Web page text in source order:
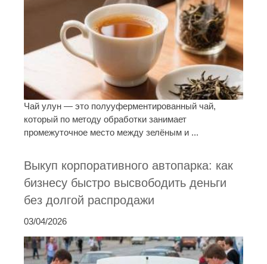
Чай улун — это полууферментированный чай,
который по методу обработки занимает
промежуточное место между зелёным и ...
Выкуп корпоративного автопарка: как
бизнесу быстро высвободить деньги
без долгой распродажи
03/04/2026